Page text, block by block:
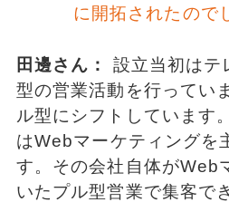
に開拓されたので
田邊さん：
設立当初はテ
型の営業活動を行ってい
ル型にシフトしています
はWebマーケティングを
す。その会社自体がWeb
いたプル型営業で集客で